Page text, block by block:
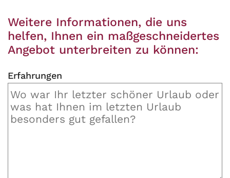
Weitere Informationen, die uns
helfen, Ihnen ein maßgeschneidertes
Angebot unterbreiten zu können:
Erfahrungen